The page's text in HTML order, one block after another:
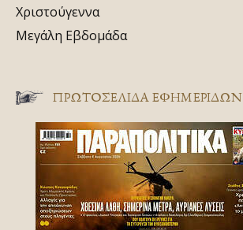
Χριστούγεννα
Μεγάλη Εβδομάδα
ΠΡΩΤΟΣΈΛΙΔΑ ΕΦΗΜΕΡΊΔΩΝ